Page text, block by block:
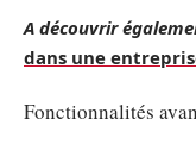
A découvrir
dans une
Fonctionnalités